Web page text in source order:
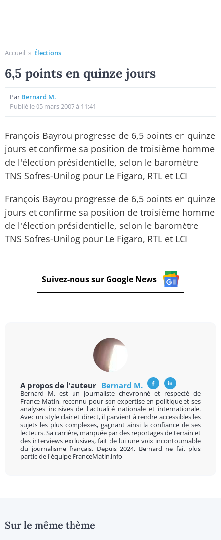
Accueil » Élections
6,5 points en quinze jours
Par Bernard M.
Publié le 05 mars 2007 à 11:41
François Bayrou progresse de 6,5 points en quinze
jours et confirme sa position de troisième homme
de l'élection présidentielle, selon le baromètre
TNS Sofres-Unilog pour Le Figaro, RTL et LCI
François Bayrou progresse de 6,5 points en quinze
jours et confirme sa position de troisième homme
de l'élection présidentielle, selon le baromètre
TNS Sofres-Unilog pour Le Figaro, RTL et LCI
Suivez-nous sur Google News
A propos de l'auteur Bernard M.
Bernard M. est un journaliste chevronné et respecté de
France Matin, reconnu pour son expertise en politique et ses
analyses incisives de l'actualité nationale et internationale.
Avec un style clair et direct, il parvient à rendre accessibles les
sujets les plus complexes, gagnant ainsi la confiance de ses
lecteurs. Sa carrière, marquée par des reportages de terrain et
des interviews exclusives, fait de lui une voix incontournable
du journalisme français. Depuis 2024, Bernard ne fait plus
partie de l'équipe FranceMatin.info
Sur le même thème